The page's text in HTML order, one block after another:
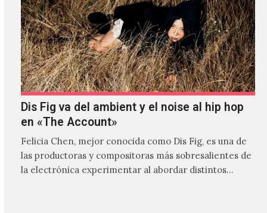
Dis Fig va del ambient y el noise al hip hop
en «The Account»
Felicia Chen, mejor conocida como Dis Fig, es una de
las productoras y compositoras más sobresalientes de
la electrónica experimentar al abordar distintos